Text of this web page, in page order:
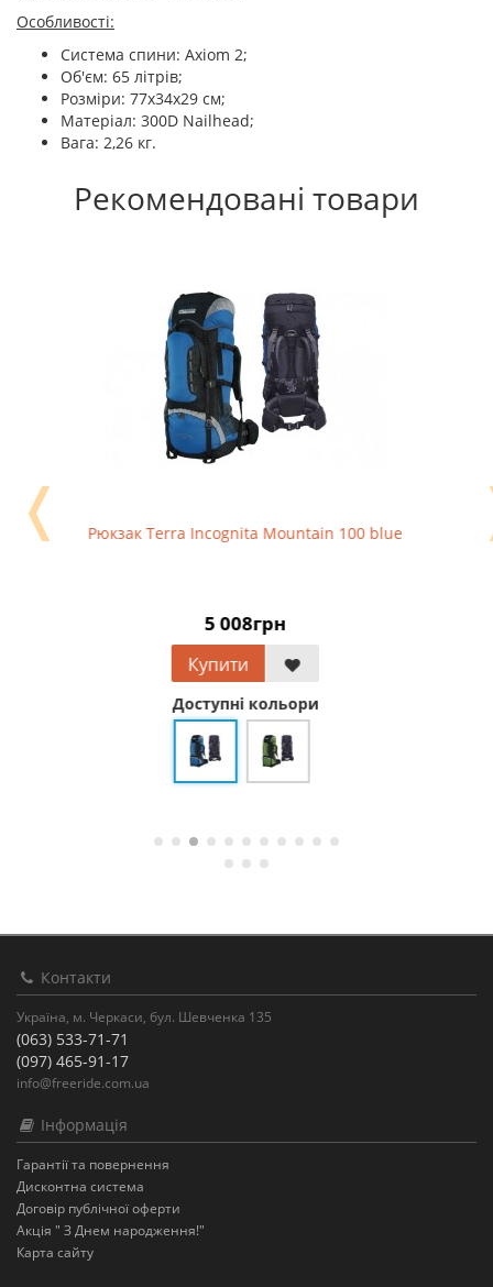
Особливості:
Система спини: Axiom 2;
Об'єм: 65 літрів;
Розміри: 77х34х29 см;
Матеріал: 300D Nailhead;
Вага: 2,26 кг.
Рекомендовані товари
Рюкзак Terra Incognita Mountain 100 blue
5 008грн
Купити
Доступні кольори
❬
Контакти
Україна, м. Черкаси, бул. Шевченка 135
(063) 533-71-71
(097) 465-91-17
info@freeride.com.ua
Інформація
Гарантії та повернення
Дисконтна система
Договір публічної оферти
Акція " З Днем народження!"
Карта сайту